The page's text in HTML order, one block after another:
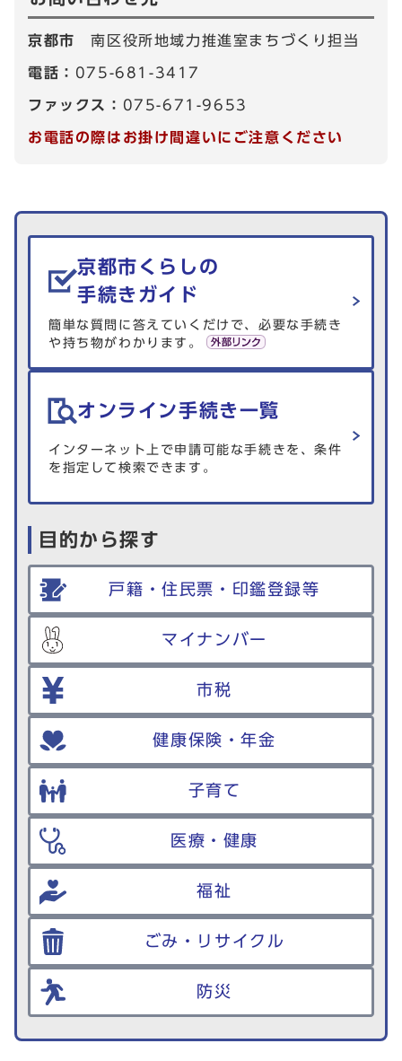
京都市南区役所地域力推進室まちづくり担当
電話： 075-681-3417
ファックス： 075-671-9653
お電話の際はお掛け間違いにご注意ください
生活情報を探す
京都市くらしの
手続きガイド
簡単な質問に答えていくだけで、必要な手続き
や持ち物がわかります。
オンライン手続き一覧
インターネット上で申請可能な手続きを、条件
を指定して検索できます。
目的から探す
戸籍・住民票・印鑑登録等
マイナンバー
市税
健康保険・年金
子育て
医療・健康
福祉
ごみ・リサイクル
防災